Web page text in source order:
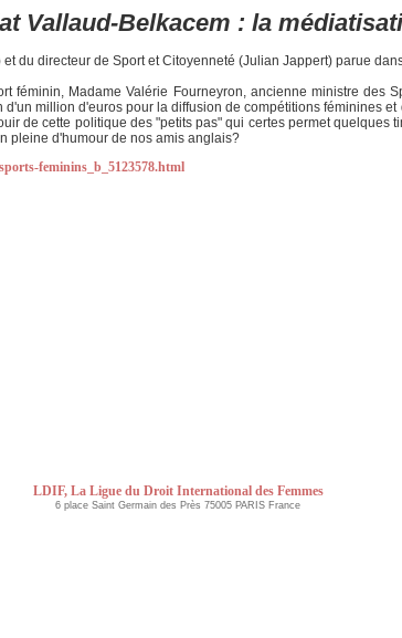
Vallaud-Belkacem : la
du directeur de Sport et Citoyenneté (Julian Jappert) parue
féminin, Madame Valérie Fourneyron, ancienne ministre des
million d'euros pour la diffusion de compétitions féminines
de cette politique des "petits pas" qui certes permet quelques
pleine d'humour de nos amis anglais?
feminins_b_5123578.html
LDIF, La Ligue du Droit International des Femmes
6 place Saint Germain des Près 75005 PARIS France